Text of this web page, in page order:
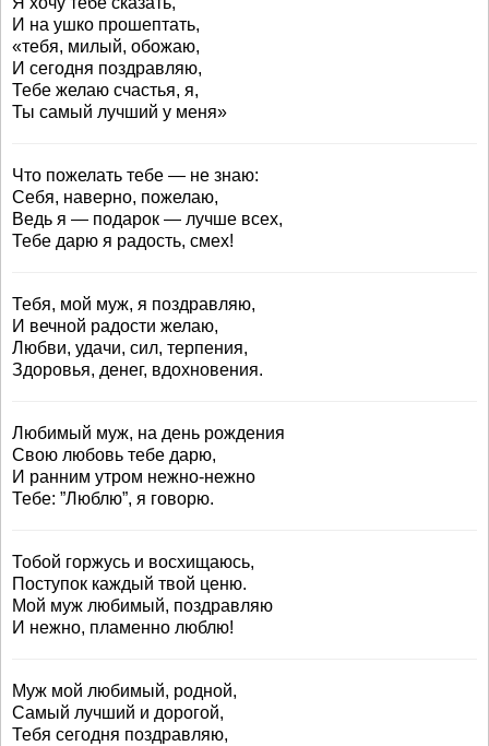
И на ушко прошептать,
«тебя, милый, обожаю,
И сегодня поздравляю,
Тебе желаю счастья, я,
Ты самый лучший у меня»
Что пожелать тебе — не знаю:
Себя, наверно, пожелаю,
Ведь я — подарок — лучше всех,
Тебе дарю я радость, смех!
Тебя, мой муж, я поздравляю,
И вечной радости желаю,
Любви, удачи, сил, терпения,
Здоровья, денег, вдохновения.
Любимый муж, на день рождения
Свою любовь тебе дарю,
И ранним утром нежно-нежно
Тебе: ”Люблю”, я говорю.
Тобой горжусь и восхищаюсь,
Поступок каждый твой ценю.
Мой муж любимый, поздравляю
И нежно, пламенно люблю!
Муж мой любимый, родной,
Самый лучший и дорогой,
Тебя сегодня поздравляю,